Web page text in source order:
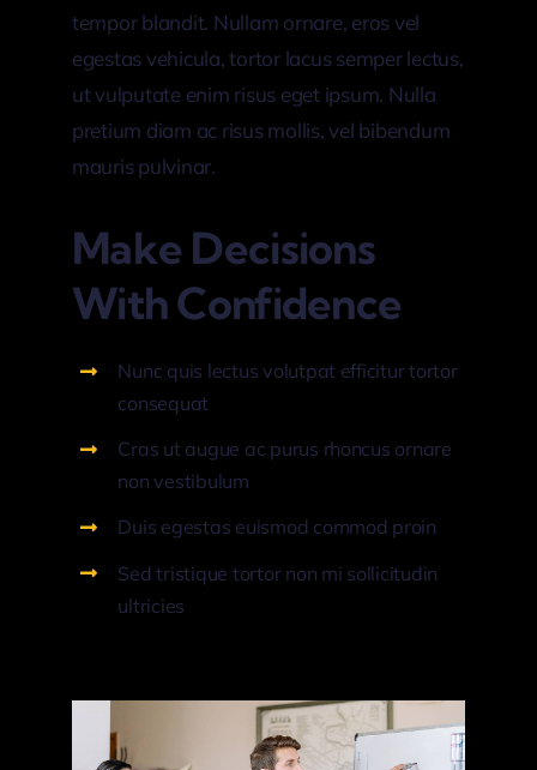
tempor blandit. Nullam ornare, eros vel
egestas vehicula, tortor lacus semper lectus,
ut vulputate enim risus eget ipsum. Nulla
pretium diam ac risus mollis, vel bibendum
mauris pulvinar.
Make Decisions
With Confidence
Nunc quis lectus volutpat efficitur tortor
consequat
Cras ut augue ac purus rhoncus ornare
non vestibulum
Duis egestas euismod commod proin
Sed tristique tortor non mi sollicitudin
ultricies